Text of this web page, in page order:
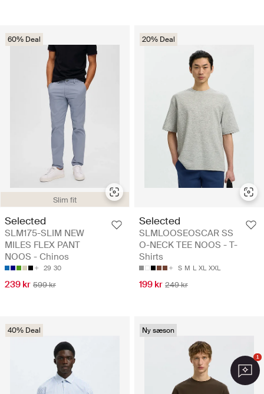
Slim fit
60% Deal
Selected
SLM175-SLIM NEW
MILES FLEX PANT
NOOS - Chinos
29 30
239 kr 599 kr
20% Deal
Selected
SLMLOOSEOSCAR SS
O-NECK TEE NOOS - T-
Shirts
S M L XL XXL
199 kr 249 kr
40% Deal Ny sæson
1